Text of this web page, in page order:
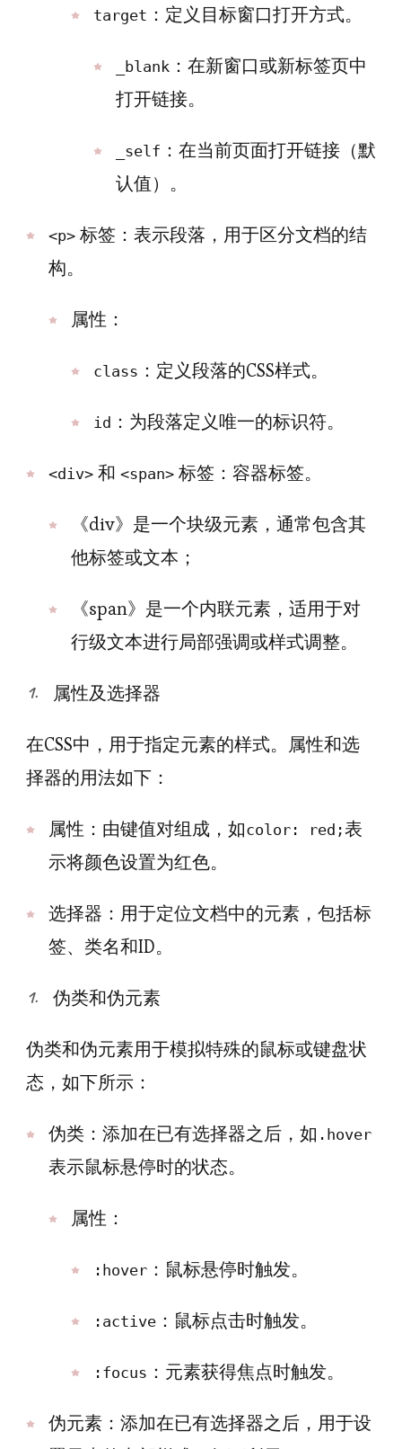
target ：定义目标窗口打开方式。
_blank ：在新窗口或新标签页中
打开链接。
_self ：在当前页面打开链接（默
认值）。
<p> 标签：表示段落，用于区分文档的结
构。
属性：
class ：定义段落的CSS样式。
id ：为段落定义唯一的标识符。
<div> 和 <span> 标签：容器标签。
《div》是一个块级元素，通常包含其
他标签或文本；
《span》是一个内联元素，适用于对
行级文本进行局部强调或样式调整。
属性及选择器
在CSS中，用于指定元素的样式。属性和选
择器的用法如下：
属性：由键值对组成，如color: red;表
示将颜色设置为红色。
选择器：用于定位文档中的元素，包括标
签、类名和ID。
伪类和伪元素
伪类和伪元素用于模拟特殊的鼠标或键盘状
态，如下所示：
伪类：添加在已有选择器之后，如 .hover
表示鼠标悬停时的状态。
属性：
:hover ：鼠标悬停时触发。
:active ：鼠标点击时触发。
:focus ：元素获得焦点时触发。
伪元素：添加在已有选择器之后，用于设